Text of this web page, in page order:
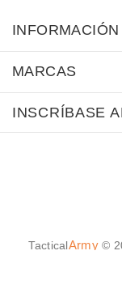
INFORMACIÓN
MARCAS
INSCRÍBASE
TacticalArmy©